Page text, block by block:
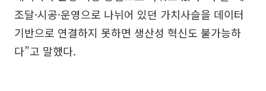
조달·시공·운영으로 나뉘어 있던 가치사슬을 데이터
기반으로 연결하지 못하면 생산성 혁신도 불가능하
다”고 말했다.